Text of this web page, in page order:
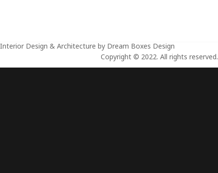
Interior Design & Architecture by Dream Boxes Design
Copyright © 2022. All rights reserved.